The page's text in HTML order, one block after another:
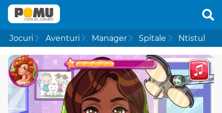
Jocuri Aventuri Manager Spitale Ntistul